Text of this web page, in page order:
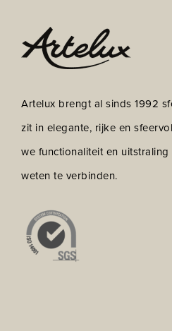
Artelux brengt al sinds 1992
zit in elegante, rijke en
we functionaliteit en
weten te verbinden.